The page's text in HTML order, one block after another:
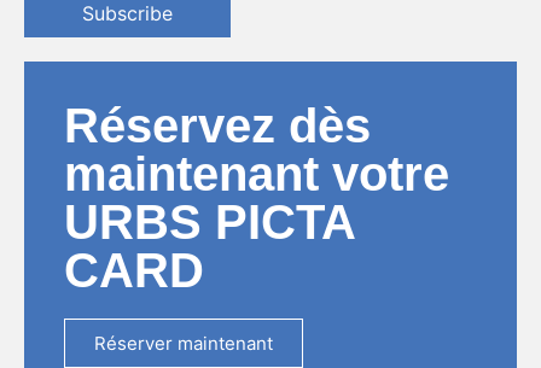
Subscribe
Réservez dès
maintenant votre
URBS PICTA
CARD
Réserver maintenant